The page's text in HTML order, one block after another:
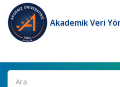
Akademik Veri
Ara